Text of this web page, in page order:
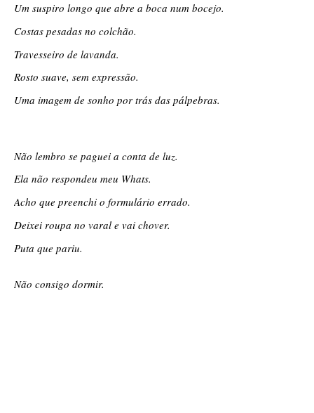
Um suspiro longo que abre a boca num bocejo.
Costas pesadas no colchão.
Travesseiro de lavanda.
Rosto suave, sem expressão.
Uma imagem de sonho por trás das pálpebras.
Não lembro se paguei a conta de luz.
Ela não respondeu meu Whats.
Acho que preenchi o formulário errado.
Deixei roupa no varal e vai chover.
Puta que pariu.
Não consigo dormir.